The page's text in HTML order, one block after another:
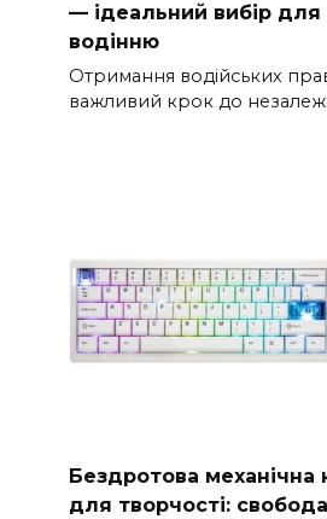
— ідеальний вибір для
водінню
Отримання водійських
важливий крок до
Бездротова механічна
для творчості: